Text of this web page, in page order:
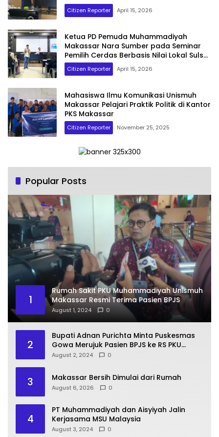
dan Muhammad Fauzan
Citizen Reporter April 15, 2026
Ketua PD Pemuda Muhammadiyah
Makassar Nara Sumber pada Seminar
Pemilih Cerdas Berbasis Nilai Lokal Sulsel
di Fisip Unismuh Makassar
Citizen Reporter April 15, 2026
Mahasiswa Ilmu Komunikasi Unismuh
Makassar Pelajari Praktik Politik di Kantor
PKS Makassar
Citizen Reporter November 25, 2025
Popular Posts
1
Rumah Sakit PKU Muhammadiyah Unismuh
Makassar Resmi Terima Pasien BPJS
August 1, 2024 0
2
Bupati Adnan Purichta Minta Puskesmas
Gowa Merujuk Pasien BPJS ke RS PKU
Muhammadiyah Unismuh Makassar
August 2, 2024 0
3 Makassar Bersih Dimulai dari Rumah
August 6, 2026 0
4
PT Muhammadiyah dan Aisyiyah Jalin
Kerjasama MSU Malaysia
August 3, 2024 0